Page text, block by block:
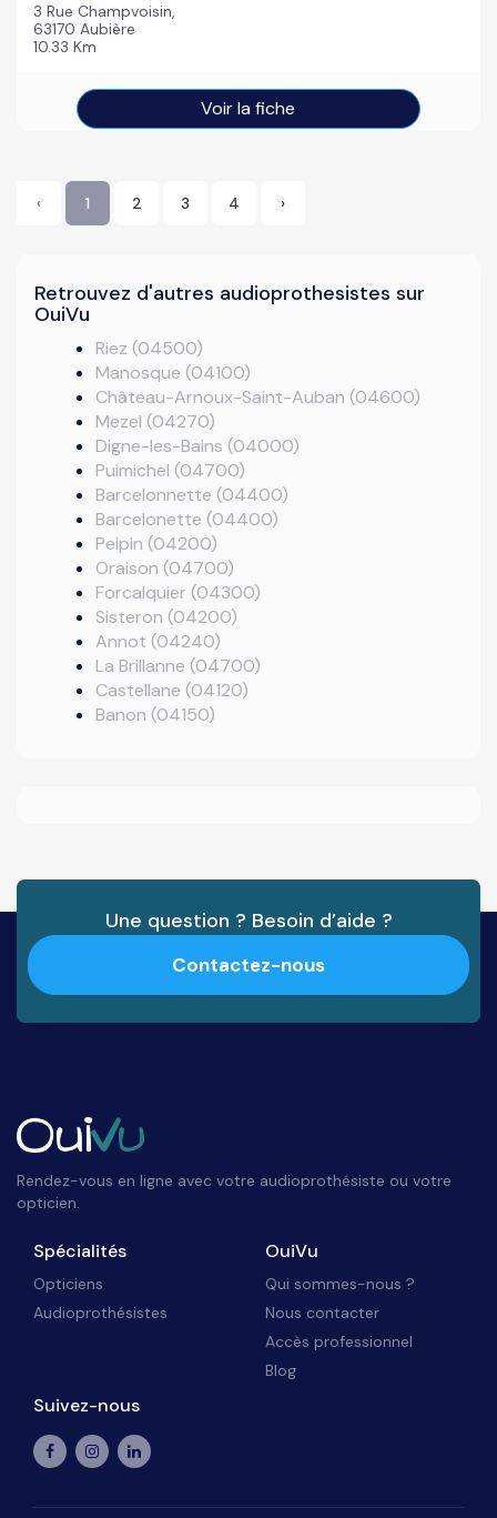
3 Rue Champvoisin,
63170 Aubière
10.33 Km
Voir la fiche
‹ 1 2 3 4 ›
Retrouvez d'autres audioprothesistes sur
OuiVu
Riez (04500)
Manosque (04100)
Château-Arnoux-Saint-Auban (04600)
Mezel (04270)
Digne-les-Bains (04000)
Puimichel (04700)
Barcelonnette (04400)
Barcelonette (04400)
Peipin (04200)
Oraison (04700)
Forcalquier (04300)
Sisteron (04200)
Annot (04240)
La Brillanne (04700)
Castellane (04120)
Banon (04150)
Une question ? Besoin d’aide ?
Contactez-nous
Rendez-vous en ligne avec votre audioprothésiste ou votre
opticien.
Spécialités
Opticiens
Audioprothésistes
OuiVu
Qui sommes-nous ?
Nous contacter
Accès professionnel
Blog
Suivez-nous